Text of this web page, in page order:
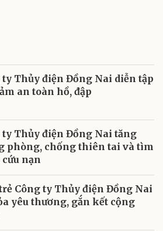
ty Thủy điện Đồng Nai diễn tập
an toàn hồ, đập
ty Thủy điện Đồng Nai tăng
phòng, chống thiên tai và tìm
nạn
Công ty Thủy điện Đồng Nai
yêu thương, gắn kết cộng